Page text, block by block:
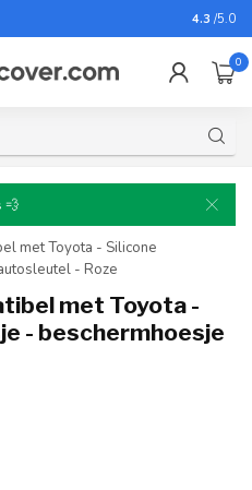
Voor
4.3 /5.0
0
💨
met Toyota - Silicone
- Roze
met Toyota -
- beschermhoesje